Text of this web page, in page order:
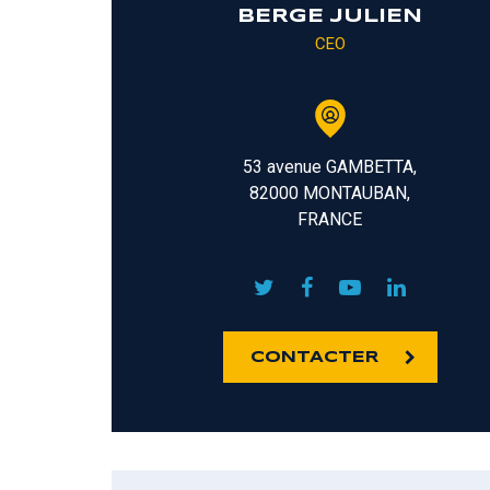
BERGE JULIEN
CEO
53 avenue GAMBETTA,
82000 MONTAUBAN,
FRANCE
CONTACTER